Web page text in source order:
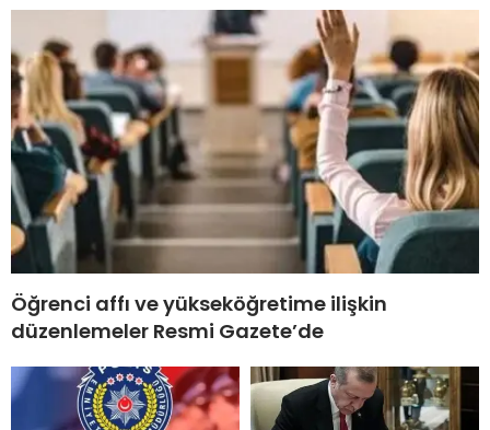
Öğrenci affı ve yükseköğretime ilişkin
düzenlemeler Resmi Gazete’de